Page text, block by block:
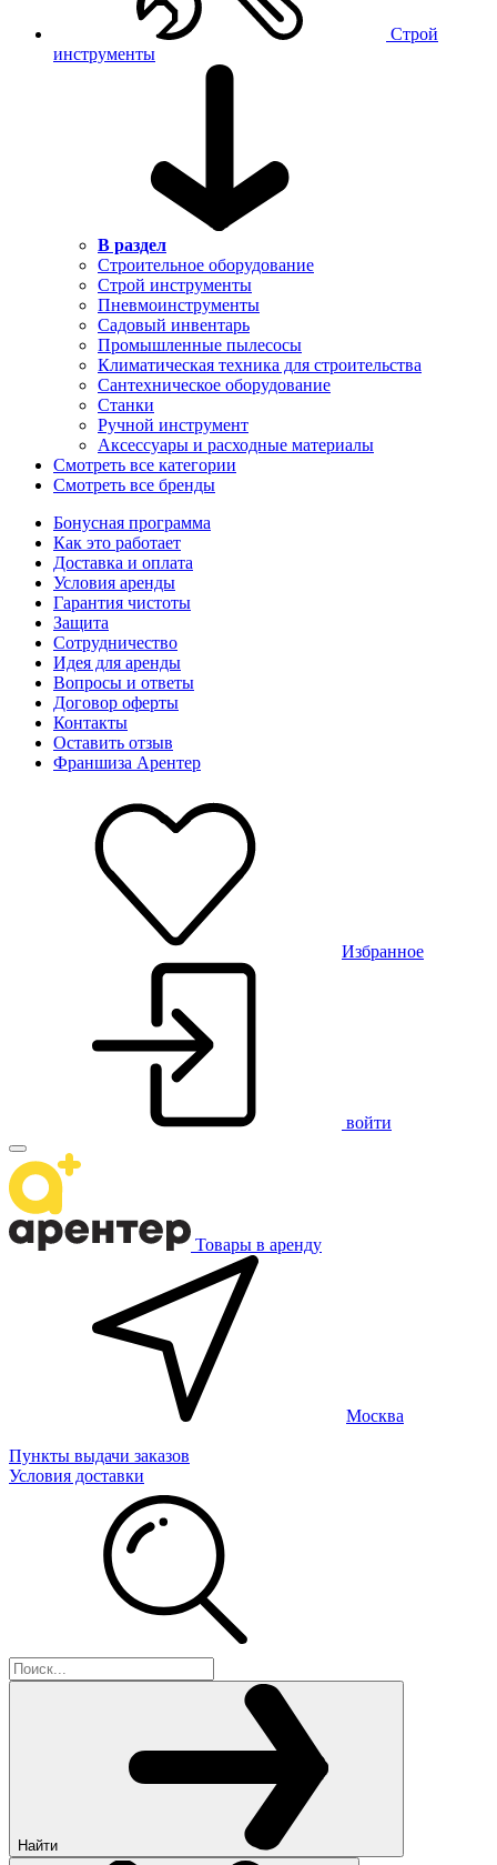
Строй
инструменты
В раздел
Строительное оборудование
Строй инструменты
Пневмоинструменты
Садовый инвентарь
Промышленные пылесосы
Климатическая техника для строительства
Сантехническое оборудование
Станки
Ручной инструмент
Аксессуары и расходные материалы
Смотреть все категории
Смотреть все бренды
Бонусная программа
Как это работает
Доставка и оплата
Условия аренды
Гарантия чистоты
Защита
Сотрудничество
Идея для аренды
Вопросы и ответы
Договор оферты
Контакты
Оставить отзыв
Франшиза Арентер
Избранное
войти
Товары в аренду
Москва
Пункты выдачи заказов
Условия доставки
Найти